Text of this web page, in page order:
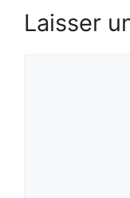
Laisser